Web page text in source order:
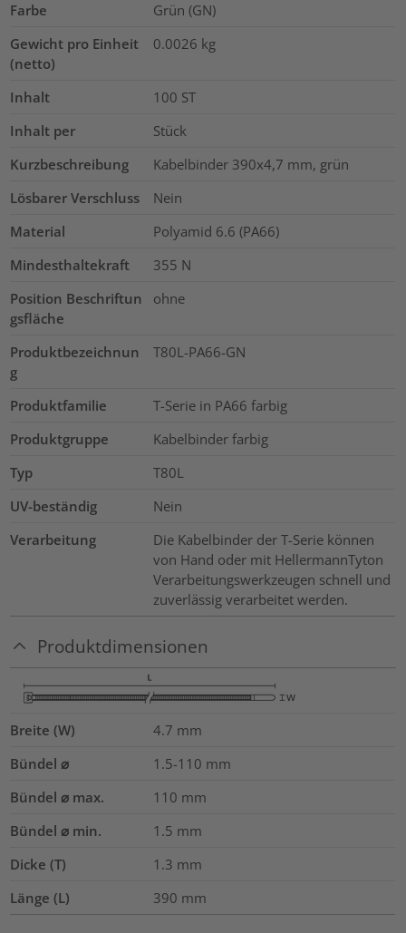
Farbe
Grün (GN)
Gewicht pro Einheit
(netto)
0.0026 kg
Inhalt 100 ST
Inhalt per
Stück
Kurzbeschreibung
Kabelbinder 390x4,7 mm, grün
Lösbarer Verschluss
Nein
Material
Polyamid 6.6 (PA66)
Mindesthaltekraft
355 N
Position Beschriftun
gsfläche
ohne
Produktbezeichnun
g
T80L-PA66-GN
Produktfamilie
T-Serie in PA66 farbig
Produktgruppe
Kabelbinder farbig
Typ
T80L
UV-beständig
Nein
Verarbeitung
Die Kabelbinder der T-Serie können
von Hand oder mit HellermannTyton
Verarbeitungswerkzeugen schnell und
zuverlässig verarbeitet werden.
Produktdimensionen
Breite (W) 4.7 mm
Bündel ⌀
1.5-110 mm
Bündel ⌀ max.
110 mm
Bündel ⌀ min.
1.5 mm
Dicke (T)
1.3 mm
Länge (L)
390 mm